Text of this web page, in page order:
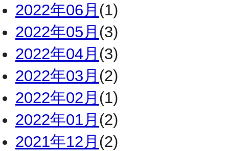
2022年06月 (1)
2022年05月 (3)
2022年04月 (3)
2022年03月 (2)
2022年02月 (1)
2022年01月 (2)
2021年12月 (2)